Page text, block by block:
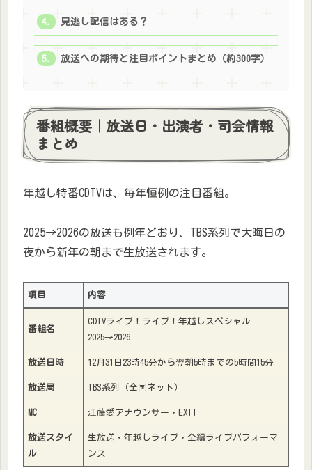
見逃し配信はある？
放送への期待と注目ポイントまとめ（約300字）
番組概要｜放送日・出演者・司会情報
まとめ
年越し特番CDTVは、毎年恒例の注目番組。
2025→2026の放送も例年どおり、TBS系列で大晦日の
夜から新年の朝まで生放送されます。
項目 内容
番組名
CDTVライブ！ライブ！年越しスペシャル
2025→2026
放送日時 12月31日23時45分から翌朝5時までの5時間15分
放送局 TBS系列（全国ネット）
MC 江藤愛アナウンサー・EXIT
放送スタイ
ル
生放送・年越しライブ・全編ライブパフォーマ
ンス